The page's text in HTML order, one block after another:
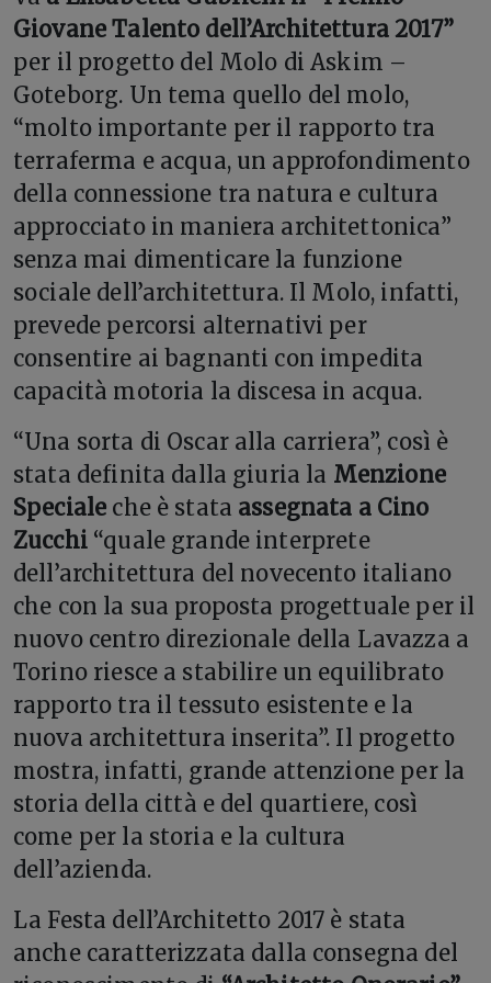
Giovane Talento dell’Architettura 2017”
per il progetto del Molo di Askim –
Goteborg. Un tema quello del molo,
“molto importante per il rapporto tra
terraferma e acqua, un approfondimento
della connessione tra natura e cultura
approcciato in maniera architettonica”
senza mai dimenticare la funzione
sociale dell’architettura. Il Molo, infatti,
prevede percorsi alternativi per
consentire ai bagnanti con impedita
capacità motoria la discesa in acqua.
“Una sorta di Oscar alla carriera”, così è
stata definita dalla giuria la Menzione
Speciale che è stata assegnata a Cino
Zucchi“quale grande interprete
dell’architettura del novecento italiano
che con la sua proposta progettuale per il
nuovo centro direzionale della Lavazza a
Torino riesce a stabilire un equilibrato
rapporto tra il tessuto esistente e la
nuova architettura inserita”. Il progetto
mostra, infatti, grande attenzione per la
storia della città e del quartiere, così
come per la storia e la cultura
dell’azienda.
La Festa dell’Architetto 2017 è stata
anche caratterizzata dalla consegna del